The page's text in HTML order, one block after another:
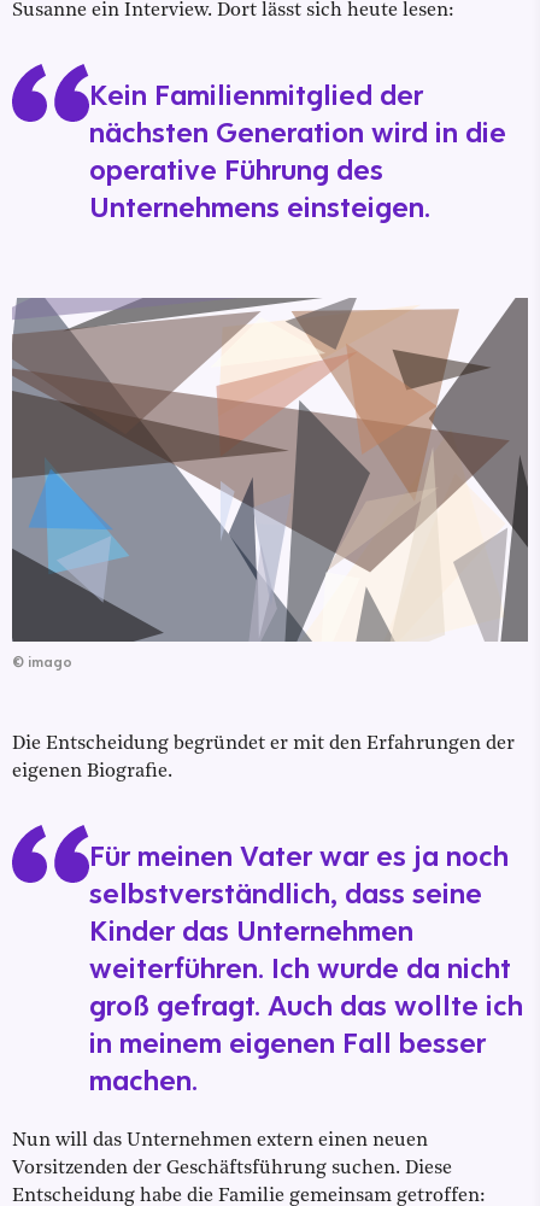
Susanne ein Interview. Dort lässt sich heute lesen:
Kein Familienmitglied der
nächsten Generation wird in die
operative Führung des
Unternehmens einsteigen.
© imago
Die Entscheidung begründet er mit den Erfahrungen der
eigenen Biografie.
Für meinen Vater war es ja noch
selbstverständlich, dass seine
Kinder das Unternehmen
weiterführen. Ich wurde da nicht
groß gefragt. Auch das wollte ich
in meinem eigenen Fall besser
machen.
Nun will das Unternehmen extern einen neuen
Vorsitzenden der Geschäftsführung suchen. Diese
Entscheidung habe die Familie gemeinsam getroffen: